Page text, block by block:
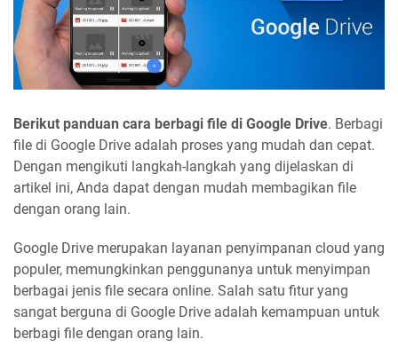
Berikut panduan cara berbagi file di Google Drive. Berbagi
file di Google Drive adalah proses yang mudah dan cepat.
Dengan mengikuti langkah-langkah yang dijelaskan di
artikel ini, Anda dapat dengan mudah membagikan file
dengan orang lain.
Google Drive merupakan layanan penyimpanan cloud yang
populer, memungkinkan penggunanya untuk menyimpan
berbagai jenis file secara online. Salah satu fitur yang
sangat berguna di Google Drive adalah kemampuan untuk
berbagi file dengan orang lain.